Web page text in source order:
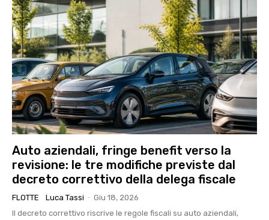
Auto aziendali, fringe benefit verso la
revisione: le tre modifiche previste dal
decreto correttivo della delega fiscale
FLOTTE Luca Tassi - Giu 18, 2026
Il decreto correttivo riscrive le regole fiscali su auto aziendali,